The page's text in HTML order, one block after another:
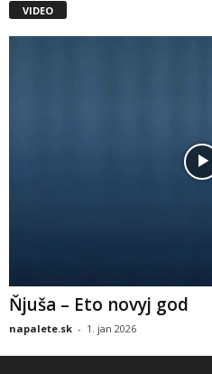
VIDEO
Ňjuša – Eto novyj god
napalete.sk - 1. jan 2026